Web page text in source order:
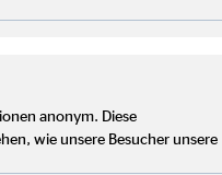
uns kommen kannst.
9-to-5 Job hast und
aber trotzdem mit
zusammenarbeiten
anonym. Diese
wie unsere Besucher unsere